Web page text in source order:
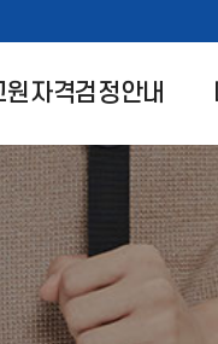
원자격검정안내